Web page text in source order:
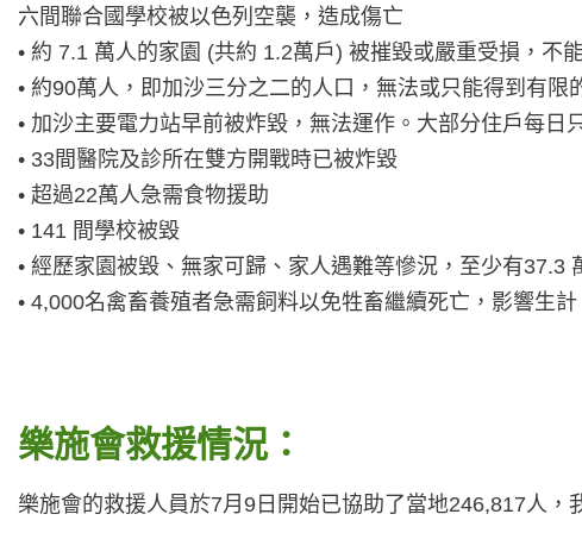
六間聯合國學校被以色列空襲，造成傷亡
• 約 7.1 萬人的家園 (共約 1.2萬戶) 被摧毀或嚴重受損，不
• 約90萬人，即加沙三分之二的人口，無法或只能得到有限
• 加沙主要電力站早前被炸毀，無法運作。大部分住戶每日
• 33間醫院及診所在雙方開戰時已被炸毀
• 超過22萬人急需食物援助
• 141 間學校被毀
• 經歷家園被毀、無家可歸、家人遇難等慘況，至少有37.3
• 4,000名禽畜養殖者急需飼料以免牲畜繼續死亡，影響生計
樂施會救援情況：
樂施會的救援人員於7月9日開始已協助了當地246,817人，